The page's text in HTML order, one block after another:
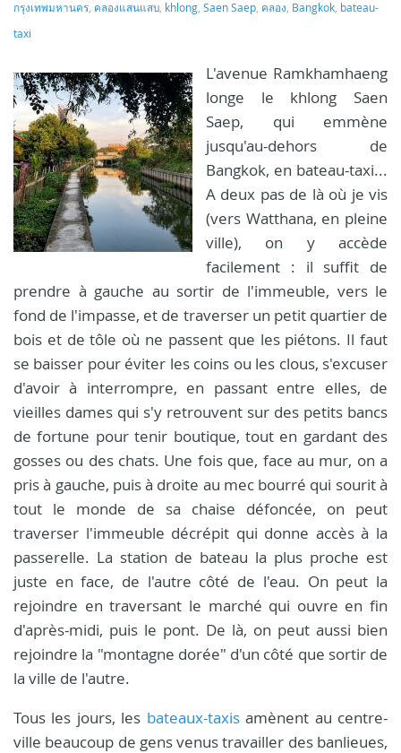
กรุงเทพมหานคร, คลองแสนแสบ, khlong, Saen Saep, คลอง, Bangkok, bateau-
taxi
L'avenue Ramkhamhaeng
longe le khlong Saen
Saep, qui emmène
jusqu'au-dehors de
Bangkok, en bateau-taxi...
A deux pas de là où je vis
(vers Watthana, en pleine
ville), on y accède
facilement : il suffit de
prendre à gauche au sortir de l'immeuble, vers le
fond de l'impasse, et de traverser un petit quartier de
bois et de tôle où ne passent que les piétons. Il faut
se baisser pour éviter les coins ou les clous, s'excuser
d'avoir à interrompre, en passant entre elles, de
vieilles dames qui s'y retrouvent sur des petits bancs
de fortune pour tenir boutique, tout en gardant des
gosses ou des chats. Une fois que, face au mur, on a
pris à gauche, puis à droite au mec bourré qui sourit à
tout le monde de sa chaise défoncée, on peut
traverser l'immeuble décrépit qui donne accès à la
passerelle. La station de bateau la plus proche est
juste en face, de l'autre côté de l'eau. On peut la
rejoindre en traversant le marché qui ouvre en fin
d'après-midi, puis le pont. De là, on peut aussi bien
rejoindre la "montagne dorée" d'un côté que sortir de
la ville de l'autre.
Tous les jours, les bateaux-taxisamènent au centre-
ville beaucoup de gens venus travailler des banlieues,